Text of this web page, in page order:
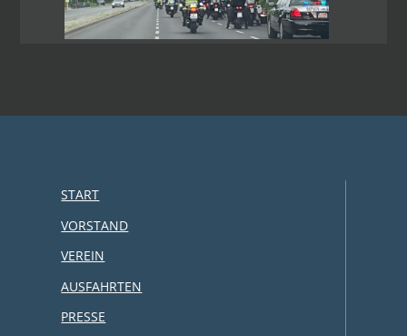
START
VORSTAND
VEREIN
AUSFAHRTEN
PRESSE